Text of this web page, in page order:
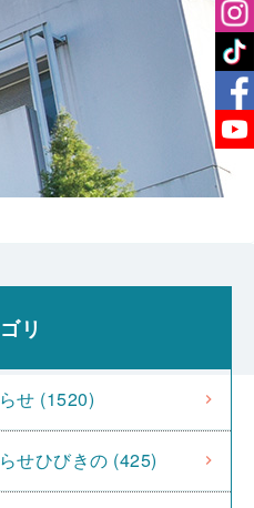
リ
せ (1520)
せひびきの (425)